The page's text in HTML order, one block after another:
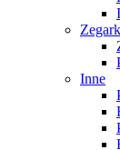
Inne